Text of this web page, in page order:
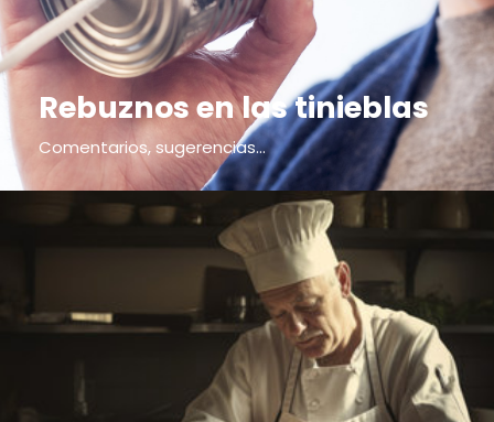
Rebuznos en las tinieblas
Comentarios, sugerencias...